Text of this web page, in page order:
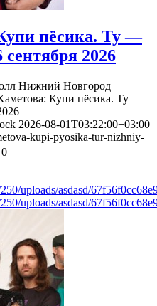
пёсика. Ту —
2026
Нижний Новгород
Купи пёсика. Ту —
2026-08-01T03:22:00+03:00
kupi-pyosika-tur-nizhniy-
0
uploads/asdasd/
uploads/asdasd/